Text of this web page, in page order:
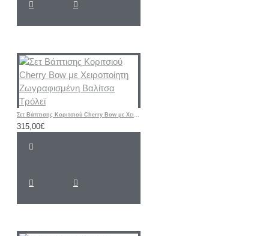
Σετ Βάπτισης Κοριτσιού Cherry Bow με Χειροποίητη Ζωγραφισμένη Βαλίτσα Τρόλεϊ
315,00€